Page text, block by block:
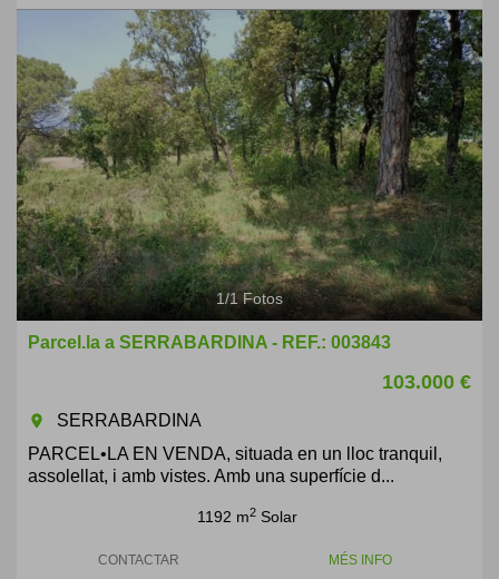
1/1 Fotos
Parcel.la a SERRABARDINA - REF.: 003843
103.000 €
room
SERRABARDINA
PARCEL•LA EN VENDA, situada en un lloc tranquil,
assolellat, i amb vistes. Amb una superfície d...
1192 m2Solar
CONTACTAR MÉS INFO